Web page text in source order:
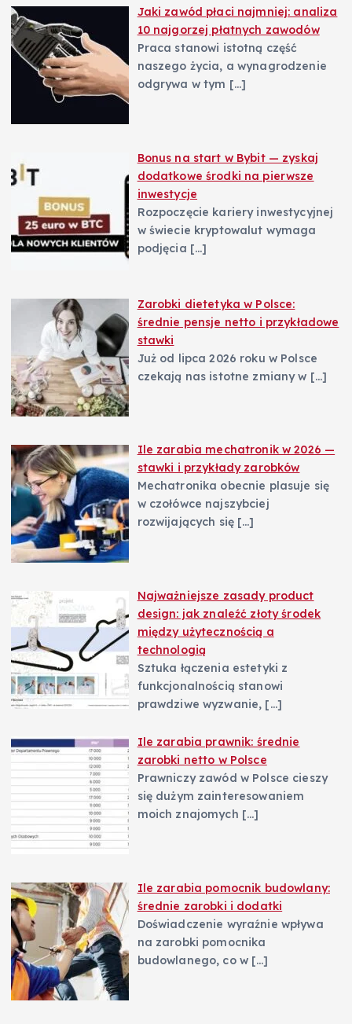
Jaki zawód płaci najmniej: analiza
10 najgorzej płatnych zawodów
Praca stanowi istotną część
naszego życia, a wynagrodzenie
odgrywa w tym […]
Bonus na start w Bybit — zyskaj
dodatkowe środki na pierwsze
inwestycje
Rozpoczęcie kariery inwestycyjnej
w świecie kryptowalut wymaga
podjęcia […]
Zarobki dietetyka w Polsce:
średnie pensje netto i przykładowe
stawki
Już od lipca 2026 roku w Polsce
czekają nas istotne zmiany w […]
Ile zarabia mechatronik w 2026 —
stawki i przykłady zarobków
Mechatronika obecnie plasuje się
w czołówce najszybciej
rozwijających się […]
Najważniejsze zasady product
design: jak znaleźć złoty środek
między użytecznością a
technologią
Sztuka łączenia estetyki z
funkcjonalnością stanowi
prawdziwe wyzwanie, […]
Ile zarabia prawnik: średnie
zarobki netto w Polsce
Prawniczy zawód w Polsce cieszy
się dużym zainteresowaniem
moich znajomych […]
Ile zarabia pomocnik budowlany:
średnie zarobki i dodatki
Doświadczenie wyraźnie wpływa
na zarobki pomocnika
budowlanego, co w […]